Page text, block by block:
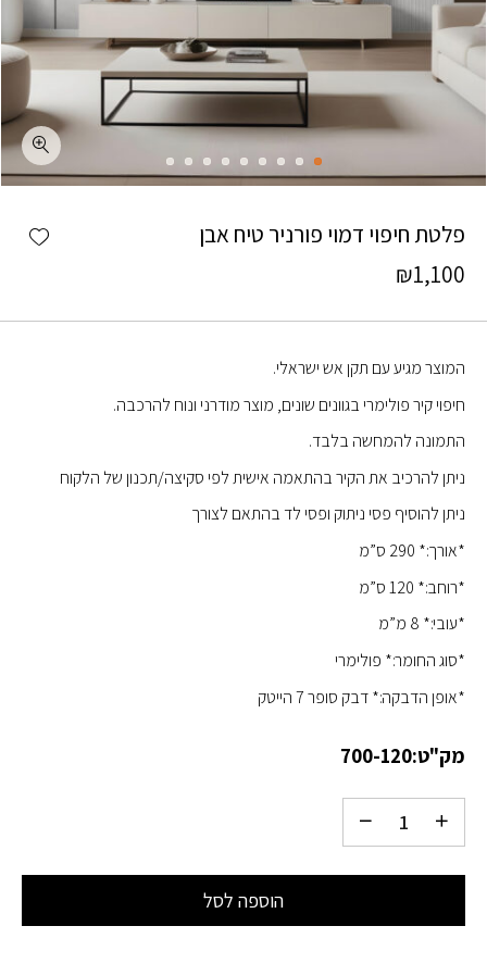
פלטת חיפוי דמוי פורניר טיח אבן
₪1,100
המוצר מגיע עם תקן אש ישראלי.
חיפוי קיר פולימרי בגוונים שונים, מוצר מודרני ונוח להרכבה.
התמונה להמחשה בלבד.
ניתן להרכיב את הקיר בהתאמה אישית לפי סקיצה/תכנון של הלקוח
ניתן להוסיף פסי ניתוק ופסי לד בהתאם לצורך
*אורך:* 290 ס”מ
*רוחב:* 120 ס”מ
*עובי:* 8 מ”מ
*סוג החומר:* פולימרי
*אופן הדבקה:* דבק סופר 7 הייטק
מק"ט:700-120
הוספה לסל